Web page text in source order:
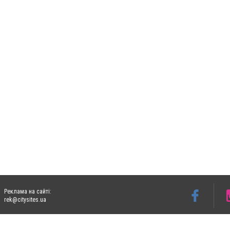
Реклама на сайті:
rek@citysites.ua